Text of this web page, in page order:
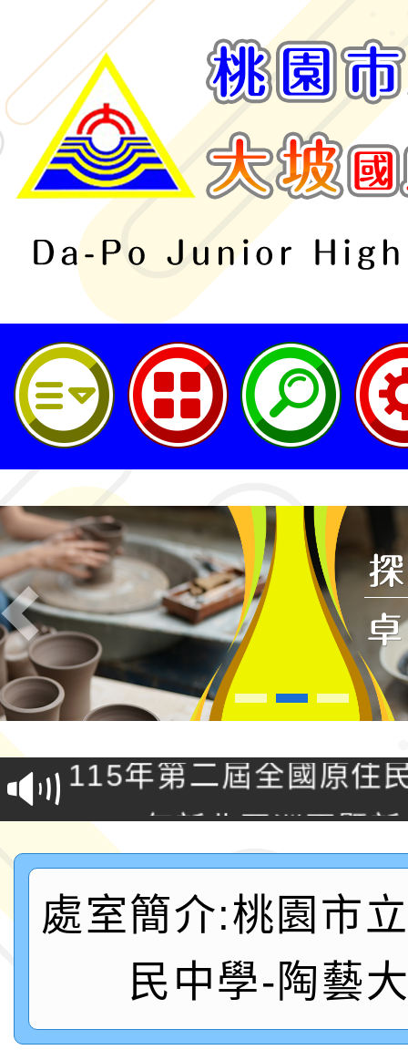
桃園市立大坡國民中學
Previous
轉知桃園市政府交通局
共運輸服務，鼓勵民眾
桃「我的減碳存摺2.0
案，詳如說明，請參閱
115年第二屆全國原住
2026年新北亞洲盃暨
鐵人三項錦標賽
桃園市115學年度學生
「2026年『王牌愛／
運動系列徵選頒獎典禮
2026城鎮韌性防空演習
桃園市大溪自造教育及
處室簡介:桃園市
民中學-陶藝